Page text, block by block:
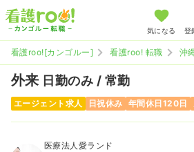
気になる 登
看護roo![カンゴルー] 看護roo! 転職 沖
外来 日勤のみ / 常勤
エージェント求人 日祝休み 年間休日120日
医療法人愛ランド